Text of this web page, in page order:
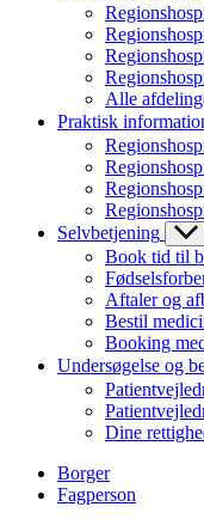
Alle
Praktisk
Selvbetjening
Book tid til
Aftaler og
Bestil
Booking
Undersøgelse og
Dine
Borger
Fagperson